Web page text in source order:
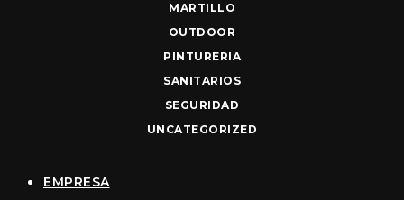
MARTILLO
OUTDOOR
PINTURERIA
SANITARIOS
SEGURIDAD
UNCATEGORIZED
EMPRESA